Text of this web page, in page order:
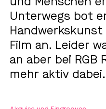
Unterwegs bot
Handwerkskunst
Film an. Leider
an aber bei RGB
mehr aktiv